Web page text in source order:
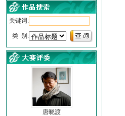
关键词:
类 别:
唐晓渡